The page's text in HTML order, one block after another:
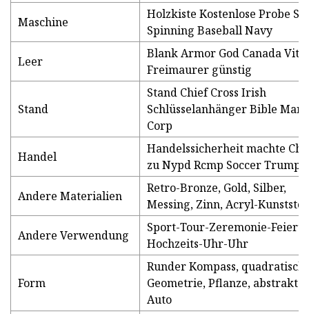
Maschine
Holzkiste Kostenlose Probe
Spinning Baseball Navy
Leer
Blank Armor God Canada
Freimaurer günstig
Stand
Stand Chief Cross Irish
Schlüsselanhänger Bible
Corp
Handel
Handelssicherheit machte
zu Nypd Rcmp Soccer Trump
Andere Materialien
Retro-Bronze, Gold, Silber,
Messing, Zinn, Acryl-
Andere Verwendung
Sport-Tour-Zeremonie-
Hochzeits-Uhr-Uhr
Form
Runder Kompass,
Geometrie, Pflanze, abstraktes
Auto